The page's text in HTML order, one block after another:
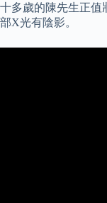
十多歲的陳先生正值
部X光有陰影。